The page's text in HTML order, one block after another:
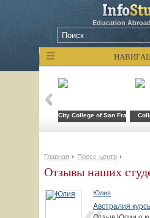
Education
City College of San Francisco
Главная Пресс-центр
Отзывы наших
Юлия
Австралия